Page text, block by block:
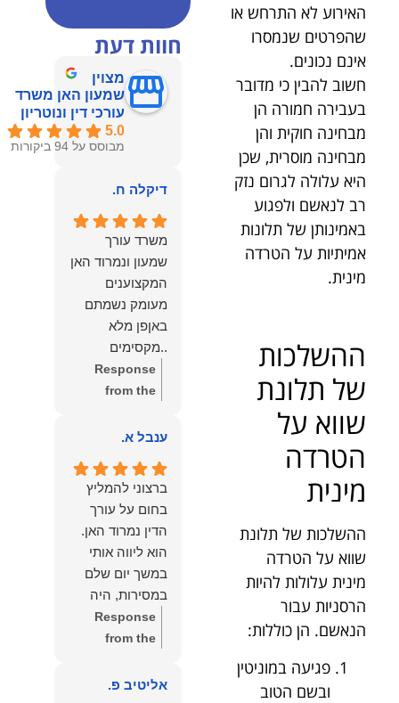
האירוע לא התרחש או
שהפרטים שנמסרו
אינם נכונים.
חשוב להבין כי מדובר
בעבירה חמורה הן
מבחינה חוקית והן
מבחינה מוסרית, שכן
היא עלולה לגרום נזק
רב לנאשם ולפגוע
באמינותן של תלונות
אמיתיות על הטרדה
מינית.
ההשלכות
של תלונת
שווא על
הטרדה
מינית
ההשלכות של תלונת
שווא על הטרדה
מינית עלולות להיות
הרסניות עבור
הנאשם. הן כוללות:
פגיעה במוניטין
ובשם הטוב
חוות דעת
מצוין
שמעון האן משרד
עורכי דין ונוטריון
5.0
מבוסס על 94 ביקורות
דיקלה ח.
משרד עורך
שמעון ונמרוד האן
המקצוענים
מעומק נשמתם
באןפן מלא
..מקסימים
ונעימים אוזן
קשבת, ונונתנים
מלא ואמיתי..שפו
עליכם..אני
שמחה שאתם
איתי ותזכו לטוב
כפי
שאתם....תבורכו
ברכה והצלחה
וחיבוק ממני🙂😘
💓
Response
from the
רבה על המילים
והמרגשות.
שמחנו מאוד
לקרוא את
דברייך. אנו
מעריכים את
האמון שנתת בנו
ונמשיך לעמוד
לצידך וללוות
אותך במסירות.
הלב הרבה
ענבל א.
ברצוני להמליץ
בחום על עורך
הדין נמרוד האן.
הוא ליווה אותי
במשך יום שלם
במסירות, היה
זמין לכל שאלה,
הכווין אותי בכל
תחושת ביטחון
Response
from the
הוא שלנו, נעמוד
אליטיב פ.